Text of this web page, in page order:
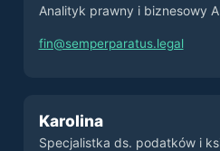
Analityk prawny i biznesowy
fin@semperparatus.legal
Karolina
Specjalistka ds. podatków i